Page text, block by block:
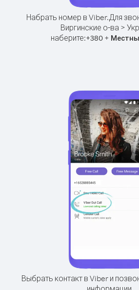
Набрать номер в Viber.Для
Виргинские о-ва >
наберите:+380 +
Выбрать контакт в Viber и